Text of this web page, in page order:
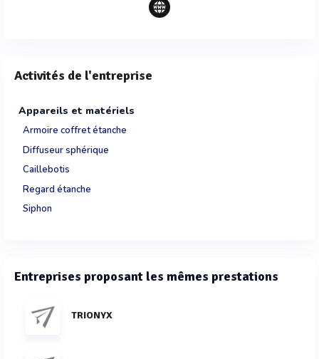
Activités de l'entreprise
Appareils et matériels
Armoire coffret étanche
Diffuseur sphérique
Caillebotis
Regard étanche
Siphon
Entreprises proposant les mêmes prestations
TRIONYX